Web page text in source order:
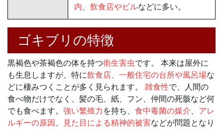
内
飲食店やビルなどに多い。
ゴキブリの特徴
黒褐色や茶褐色の体を持つ衛生害虫です。 本来は屋外に
も生息しますが、特に飲食店、一般住宅の台所や風呂場な
どに棲みつくことが多く見られます。 雑食性で、人間の
食べ物だけでなく、髪の毛、紙、フン、仲間の死骸など何
でも食べます。 強い繁殖力 を持ち、 食中毒菌の媒介
アレ
ルギーの原因
見た目による精神的被害などが問題となり